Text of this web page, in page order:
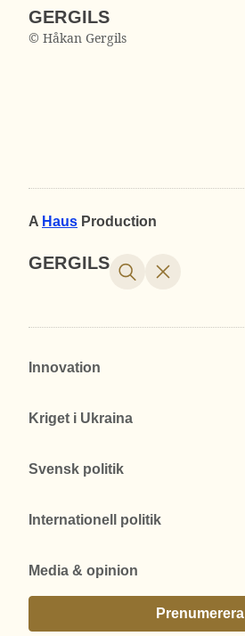
GERGILS
© Håkan Gergils
A Haus Production
GERGILS
Innovation
Kriget i Ukraina
Svensk politik
Internationell politik
Media & opinion
Prenumerera